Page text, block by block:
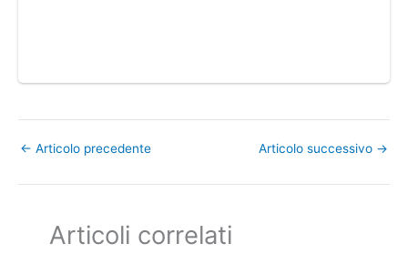
← Articolo precedente Articolo successivo →
Articoli correlati